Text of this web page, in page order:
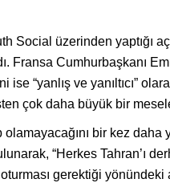
Social üzerinden yaptığı
Fransa Cumhurbaşkanı
“yanlış ve yanıltıcı”
çok daha büyük bir
olamayacağını bir kez
“Herkes Tahran’ı
oturması gerektiği